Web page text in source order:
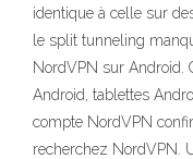
identique à celle sur
le split tunneling
NordVPN sur Android.
Android, tablettes
compte NordVPN
recherchez NordVPN.